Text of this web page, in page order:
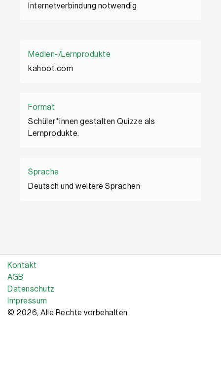
Internetverbindung notwendig
Medien-/Lernprodukte
kahoot.com
Format
Schüler*innen gestalten Quizze als
Lernprodukte.
Sprache
Deutsch und weitere Sprachen
© 2026, Alle Rechte vorbehalten
Impressum
Datenschutz
AGB
Kontakt